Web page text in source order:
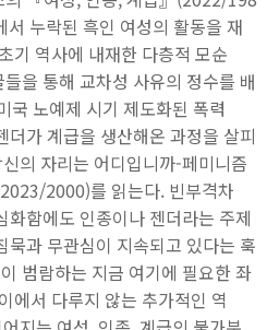
누락된 흑인 여성의 활동을 재
기 역사에 내재한 다층적 모순
을 통해 교차성 사유의 정수를 배
국 노예제 시기 제도화된 폭력
더가 계급을 생산해온 과정을 살피
의 자리는 어디입니까-페미니즘
2000)를 읽는다. 빈부격차
화함에도 인종이나 젠더라는 주제
묵과 무관심이 지속되고 있다는 훅
범람하는 지금 여기에 필요한 좌
에서 다루지 않는 추가적인 역